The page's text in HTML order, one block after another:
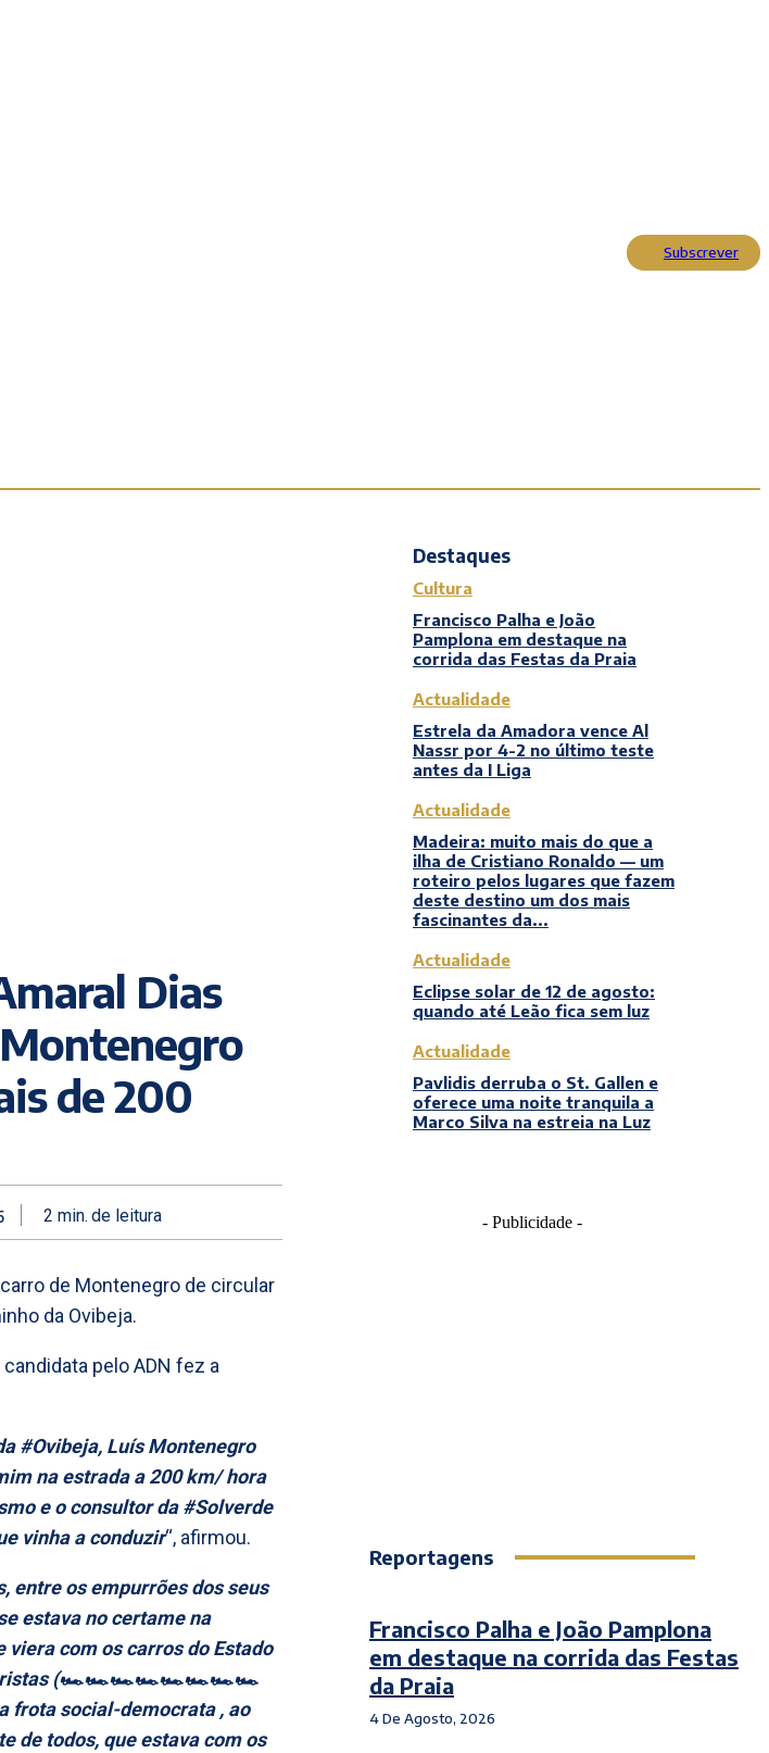
Subscrever
Dias
de 200
2 min. de leitura
de Montenegro de circular
da Ovibeja.
candidata pelo ADN fez a
#Ovibeja, Luís Montenegro
na estrada a 200 km/ hora
e o consultor da #Solverde
vinha a conduzir“, afirmou.
entre os empurrões dos seus
estava no certame na
com os carros do Estado
(🏎️🏎️🏎️🏎️🏎️🏎️🏎️🏎️
social-democrata , ao
de todos, que estava com os
Destaques
Cultura
Francisco Palha e João
Pamplona em destaque na
corrida das Festas da Praia
Actualidade
Estrela da Amadora vence Al
Nassr por 4-2 no último teste
antes da I Liga
Actualidade
Madeira: muito mais do que a
ilha de Cristiano Ronaldo — um
roteiro pelos lugares que fazem
deste destino um dos mais
fascinantes da...
Actualidade
Eclipse solar de 12 de agosto:
quando até Leão fica sem luz
Actualidade
Pavlidis derruba o St. Gallen e
oferece uma noite tranquila a
Marco Silva na estreia na Luz
- Publicidade -
Reportagens
Francisco Palha e João Pamplona
em destaque na corrida das Festas
da Praia
4 De Agosto, 2026